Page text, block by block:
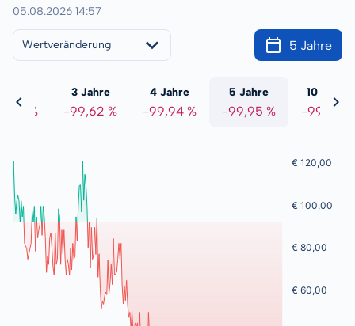
05.08.2026 14:57
Wertveränderung 5 Jahre
%
3 Jahre
-99,62 %
4 Jahre
-99,94 %
5 Jahre
-99,95 %
10 Jahre
-99,98 %